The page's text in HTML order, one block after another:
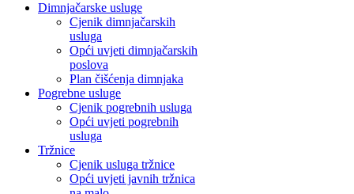
Dimnjačarske usluge
Cjenik dimnjačarskih
usluga
Opći uvjeti dimnjačarskih
poslova
Plan čišćenja dimnjaka
Pogrebne usluge
Cjenik pogrebnih usluga
Opći uvjeti pogrebnih
usluga
Tržnice
Cjenik usluga tržnice
Opći uvjeti javnih tržnica